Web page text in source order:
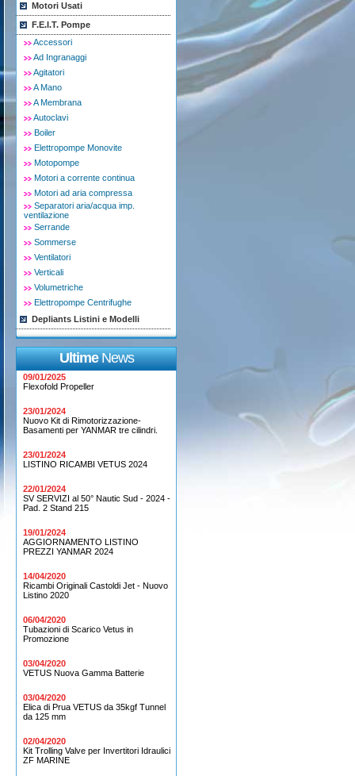
Motori Usati
F.E.I.T. Pompe
Accessori
Ad Ingranaggi
Agitatori
A Mano
A Membrana
Autoclavi
Boiler
Elettropompe Monovite
Motopompe
Motori a corrente continua
Motori ad aria compressa
Separatori aria/acqua imp.
ventilazione
Serrande
Sommerse
Ventilatori
Verticali
Volumetriche
Elettropompe Centrifughe
Depliants Listini e Modelli
UltimeNews
09/01/2025
Flexofold Propeller
23/01/2024
Nuovo Kit di Rimotorizzazione-
Basamenti per YANMAR tre cilindri.
23/01/2024
LISTINO RICAMBI VETUS 2024
22/01/2024
SV SERVIZI al 50° Nautic Sud - 2024 -
Pad. 2 Stand 215
19/01/2024
AGGIORNAMENTO LISTINO
PREZZI YANMAR 2024
14/04/2020
Ricambi Originali Castoldi Jet - Nuovo
Listino 2020
06/04/2020
Tubazioni di Scarico Vetus in
Promozione
03/04/2020
VETUS Nuova Gamma Batterie
03/04/2020
Elica di Prua VETUS da 35kgf Tunnel
da 125 mm
02/04/2020
Kit Trolling Valve per Invertitori Idraulici
ZF MARINE